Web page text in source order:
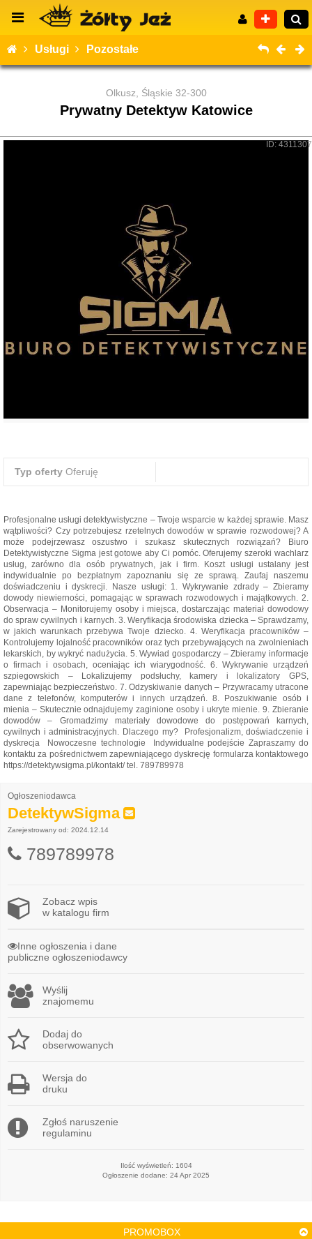
Wyszukiwanie zaawansowane
Usługi Pozostałe
Olkusz, Śląskie 32-300
Prywatny Detektyw Katowice
ID: 4311307
Typ oferty Oferuję
Profesjonalne usługi detektywistyczne – Twoje wsparcie w każdej sprawie. Masz
wątpliwości? Czy potrzebujesz rzetelnych dowodów w sprawie rozwodowej? A
może podejrzewasz oszustwo i szukasz skutecznych rozwiązań? Biuro
Detektywistyczne Sigma jest gotowe aby Ci pomóc. Oferujemy szeroki wachlarz
usług, zarówno dla osób prywatnych, jak i firm. Koszt usługi ustalany jest
indywidualnie po bezpłatnym zapoznaniu się ze sprawą. Zaufaj naszemu
doświadczeniu i dyskrecji. Nasze usługi: 1. Wykrywanie zdrady – Zbieramy
dowody niewierności, pomagając w sprawach rozwodowych i majątkowych. 2.
Obserwacja – Monitorujemy osoby i miejsca, dostarczając materiał dowodowy
do spraw cywilnych i karnych. 3. Weryfikacja środowiska dziecka – Sprawdzamy,
w jakich warunkach przebywa Twoje dziecko. 4. Weryfikacja pracowników –
Kontrolujemy lojalność pracowników oraz tych przebywających na zwolnieniach
lekarskich, by wykryć nadużycia. 5. Wywiad gospodarczy – Zbieramy informacje
o firmach i osobach, oceniając ich wiarygodność. 6. Wykrywanie urządzeń
szpiegowskich – Lokalizujemy podsłuchy, kamery i lokalizatory GPS,
zapewniając bezpieczeństwo. 7. Odzyskiwanie danych – Przywracamy utracone
dane z telefonów, komputerów i innych urządzeń. 8. Poszukiwanie osób i
mienia – Skutecznie odnajdujemy zaginione osoby i ukryte mienie. 9. Zbieranie
dowodów – Gromadzimy materiały dowodowe do postępowań karnych,
cywilnych i administracyjnych. Dlaczego my? Profesjonalizm, doświadczenie i
dyskrecja Nowoczesne technologie Indywidualne podejście Zapraszamy do
kontaktu za pośrednictwem zapewniającego dyskrecję formularza kontaktowego
https://detektywsigma.pl/kontakt/ tel. 789789978
Ogłoszeniodawca
DetektywSigma
Zarejestrowany od: 2024.12.14
789789978
Zobacz wpis
w katalogu firm
Inne ogłoszenia i dane
publiczne ogłoszeniodawcy
Wyślij
znajomemu
Dodaj do
obserwowanych
Wersja do
druku
Zgłoś naruszenie
regulaminu
Ilość wyświetleń: 1604
Ogłoszenie dodane: 24 Apr 2025
PROMOBOX